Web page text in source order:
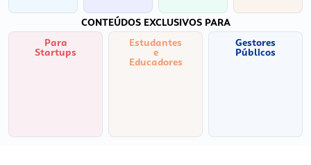
CONTEÚDOS EXCLUSIVOS PARA
Para
Startups
Estudantes
e
Educadores
Gestores
Públicos